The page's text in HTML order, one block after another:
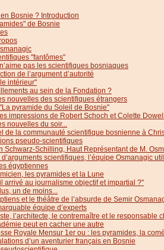
Bosnie ? Introduction
de Bosnie
"fantômes"
pas les scientifiques bosniaques
de l’argument d’autorité
intérieur"
au sein de la Fondation ?
nouvelles des scientifiques étrangers
pyramide du Soleil de Bosnie"
impressions de Robert Schoch et Colette
nouvelles du soir...
de la communauté scientifique bosnienne à
pseudo-scientifiques
Schwarz-Schilling, Haut Représentant de M.
d’arguments scientifiques, l’équipe Osmanagic
égyptiennes
les pyramides et la Lune
il arrivé au journalisme objectif et impartial ?"
un de moins...
et le théâtre de l’absurde de Semir
équipe d’experts
l’architecte, le contremaître et le responsable
peut en cacher une autre
Royale Mensur 1er ou : les pyramides, la
d’un aventurier français en Bosnie